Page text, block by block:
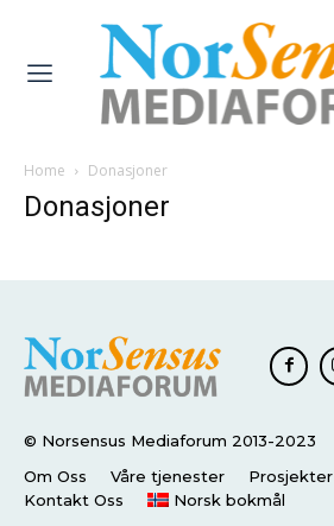
Home Donasjoner
Donasjoner
© Norsensus Mediaforum 2013-2023
Om Oss
Våre tjenester Prosjekter
Kontakt Oss
Norsk bokmål